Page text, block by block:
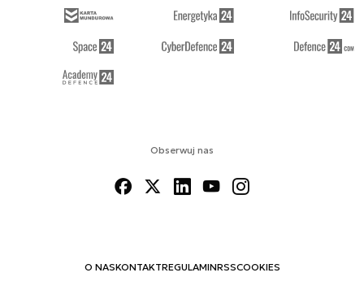
Obserwuj nas
O NASKONTAKTREGULAMINRSSCOOKIES